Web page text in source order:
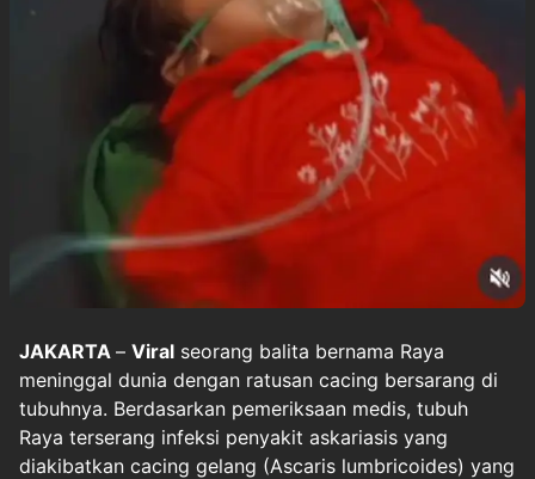
JAKARTA – Viral seorang balita bernama Raya
meninggal dunia dengan ratusan cacing bersarang di
tubuhnya. Berdasarkan pemeriksaan medis, tubuh
Raya terserang infeksi penyakit askariasis yang
diakibatkan cacing gelang (Ascaris lumbricoides) yang